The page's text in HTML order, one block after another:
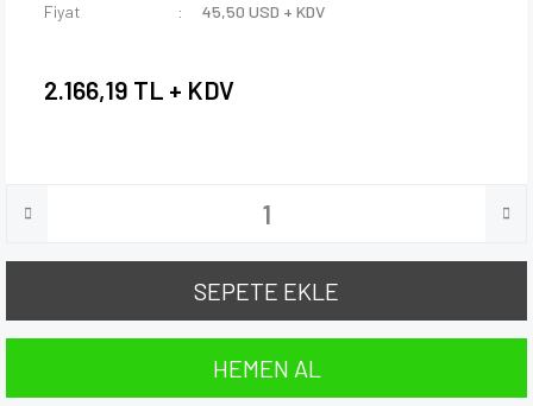
Fiyat
45,50 USD + KDV
2.166,19 TL + KDV
SEPETE EKLE
HEMEN AL